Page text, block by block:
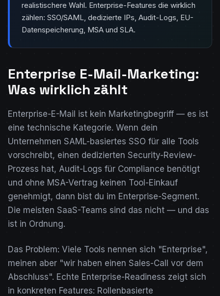
realistischere Wahl. Enterprise-Features die wirklich
zählen: SSO/SAML, dedizierte IPs, Audit-Logs, EU-
Datenspeicherung, MSA und SLA.
Enterprise E-Mail-Marketing:
Was wirklich zählt
Enterprise-E-Mail ist kein Marketingbegriff — es ist
eine technische Kategorie. Wenn dein
Unternehmen SAML-basiertes SSO für alle Tools
vorschreibt, einen dedizierten Security-Review-
Prozess hat, Audit-Logs für Compliance benötigt
und ohne MSA-Vertrag keinen Tool-Einkauf
genehmigt, dann bist du im Enterprise-Segment.
Die meisten SaaS-Teams sind das nicht — und das
ist in Ordnung.
Das Problem: Viele Tools nennen sich "Enterprise",
meinen aber "wir haben einen Sales-Call vor dem
Abschluss". Echte Enterprise-Readiness zeigt sich
in konkreten Features: Rollenbasierte